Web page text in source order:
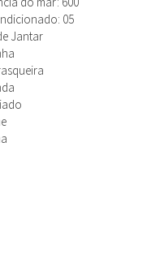
da natureza e da
com os serviços sem
supermercados,
de táxi, atendimento
Excelentes opções
férias ainda mais
e aproveite o cenário
a qualquer momento
Faça a sua
05
Jantar